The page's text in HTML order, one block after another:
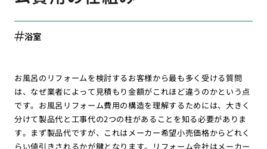
浴室
お風呂のリフォームを検討するお客様から最も多く受ける質問
は、なぜ業者によって見積もり金額がこれほど違うのかという点
です。お風呂リフォーム費用の構造を理解するためには、大きく
分けて製品代と工事代の2つの柱があることを知る必要がありま
す。まず製品代ですが、これはメーカー希望小売価格からどれく
らい値引きされるかが鍵となります。リフォーム会社はメーカー